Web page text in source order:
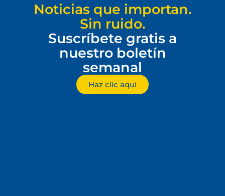
Noticias que importan.
Sin ruido.
Suscríbete gratis a
nuestro boletín
semanal
Haz clic aquí